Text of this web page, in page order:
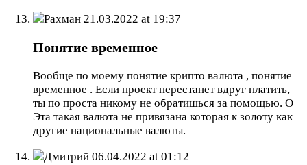
Рахман 21.03.2022 at 19:37
Понятие временное
Вообще по моему понятие крипто валюта , понятие
временное . Если проект перестанет вдруг платить,
ты по проста никому не обратишься за помощью. О
Эта такая валюта не привязана которая к золоту как
другие национальные валюты.
Дмитрий 06.04.2022 at 01:12